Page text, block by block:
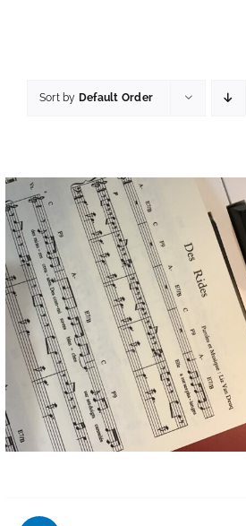
Sort by Default Order